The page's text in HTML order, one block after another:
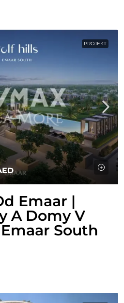
PROJEKT
Emaar |
A Domy V
South